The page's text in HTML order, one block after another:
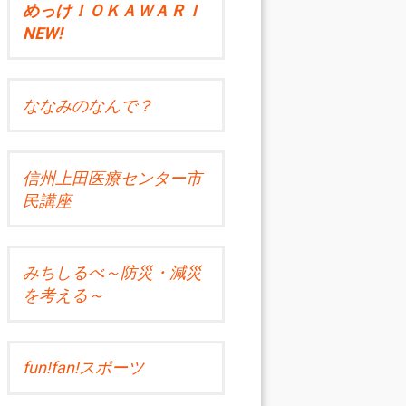
めっけ！ＯＫＡＷＡＲＩ
NEW!
ななみのなんで？
信州上田医療センター市
民講座
みちしるべ～防災・減災
を考える～
fun!fan!スポーツ